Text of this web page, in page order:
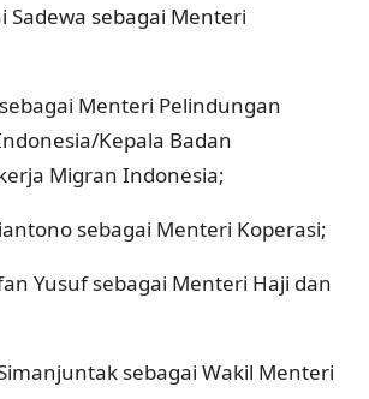
Sadewa sebagai Menteri
Menteri Pelindungan
Kepala Badan
Migran Indonesia;
sebagai Menteri Koperasi;
Yusuf sebagai Menteri Haji dan
sebagai Wakil Menteri